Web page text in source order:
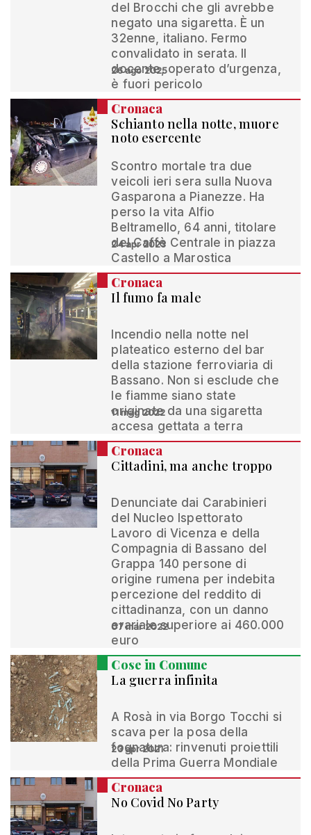
del Brocchi che gli avrebbe
negato una sigaretta. È un
32enne, italiano. Fermo
convalidato in serata. Il
docente, operato d’urgenza,
è fuori pericolo
26 ago 2025
Cronaca
Schianto nella notte, muore
noto esercente
Scontro mortale tra due
veicoli ieri sera sulla Nuova
Gasparona a Pianezze. Ha
perso la vita Alfio
Beltramello, 64 anni, titolare
del Caffè Centrale in piazza
Castello a Marostica
24 apr 2023
Cronaca
Il fumo fa male
Incendio nella notte nel
plateatico esterno del bar
della stazione ferroviaria di
Bassano. Non si esclude che
le fiamme siano state
originate da una sigaretta
accesa gettata a terra
11 mag 2022
Cronaca
Cittadini, ma anche troppo
Denunciate dai Carabinieri
del Nucleo Ispettorato
Lavoro di Vicenza e della
Compagnia di Bassano del
Grappa 140 persone di
origine rumena per indebita
percezione del reddito di
cittadinanza, con un danno
erariale superiore ai 460.000
euro
07 mar 2022
Cose in Comune
La guerra infinita
A Rosà in via Borgo Tocchi si
scava per la posa della
fognatura: rinvenuti proiettili
della Prima Guerra Mondiale
23 apr 2021
Cronaca
No Covid No Party